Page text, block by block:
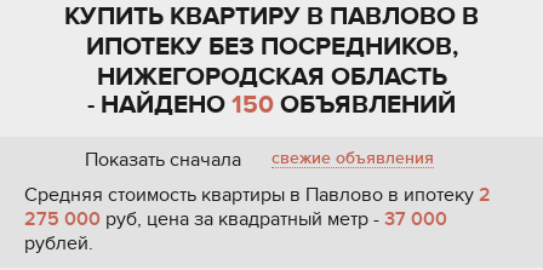
КУПИТЬ КВАРТИРУ В ПАВЛОВО В
ИПОТЕКУ БЕЗ ПОСРЕДНИКОВ,
НИЖЕГОРОДСКАЯ ОБЛАСТЬ
- НАЙДЕНО 150 ОБЪЯВЛЕНИЙ
Показать сначала свежие объявления
Средняя стоимость квартиры в Павлово в ипотеку 2
275 000 руб, цена за квадратный метр - 37 000
рублей.